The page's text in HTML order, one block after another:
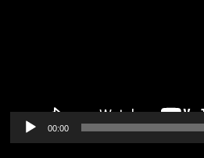
00:00